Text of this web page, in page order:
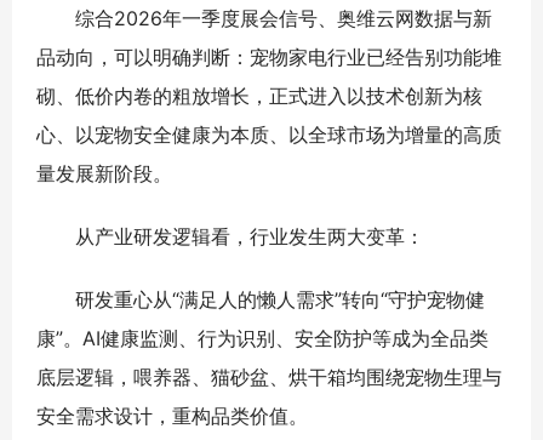
综合2026年一季度展会信号、奥维云网数据与新
品动向，可以明确判断：宠物家电行业已经告别功能堆
砌、低价内卷的粗放增长，正式进入以技术创新为核
心、以宠物安全健康为本质、以全球市场为增量的高质
量发展新阶段。
从产业研发逻辑看，行业发生两大变革：
研发重心从“满足人的懒人需求”转向“守护宠物健
康”。AI健康监测、行为识别、安全防护等成为全品类
底层逻辑，喂养器、猫砂盆、烘干箱均围绕宠物生理与
安全需求设计，重构品类价值。